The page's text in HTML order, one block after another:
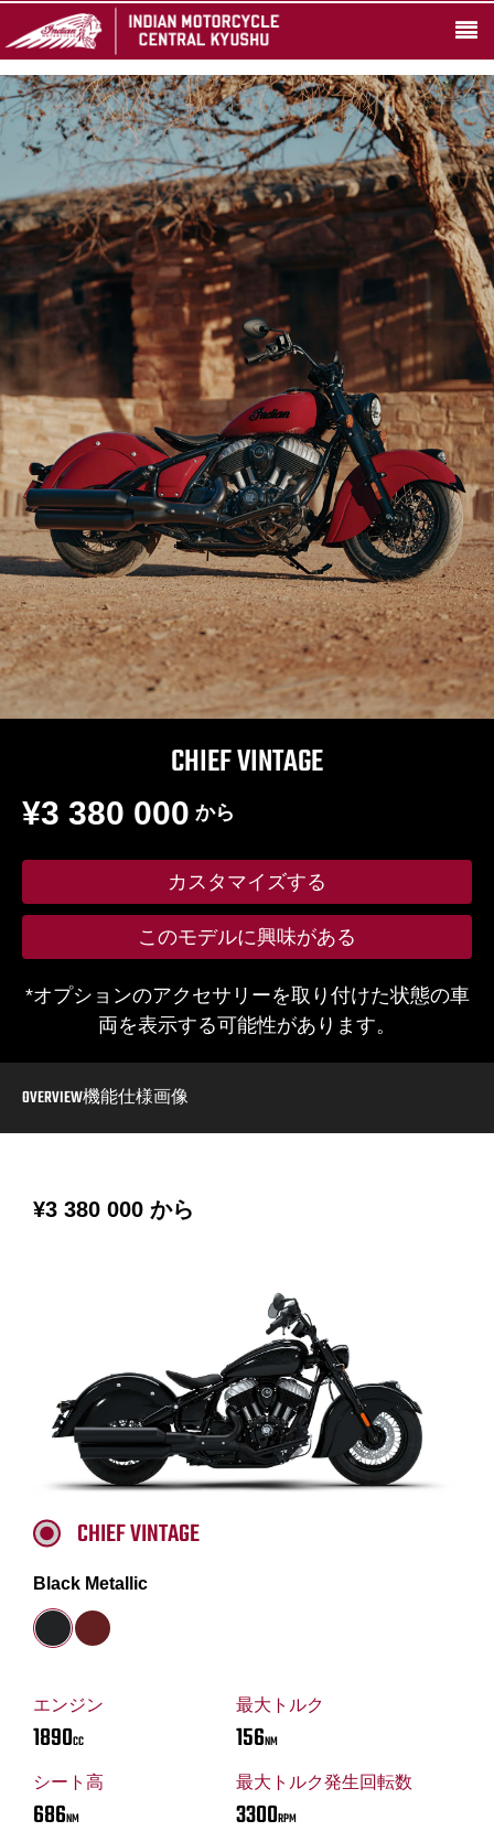
CHIEF VINTAGE
から
¥3 380 000
カスタマイズする
このモデルに興味がある
*オプションのアクセサリーを取り付けた状態の車
両を表示する可能性があります。
OVERVIEW機能仕様画像
から
¥3 380 000
エンジン
1890CC
最大トルク
156NM
シート高
686NM
最大トルク発生回転数
3300RPM
CHIEF VINTAGE
Black Metallic